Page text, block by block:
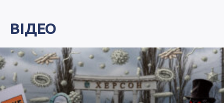
ВІДЕО